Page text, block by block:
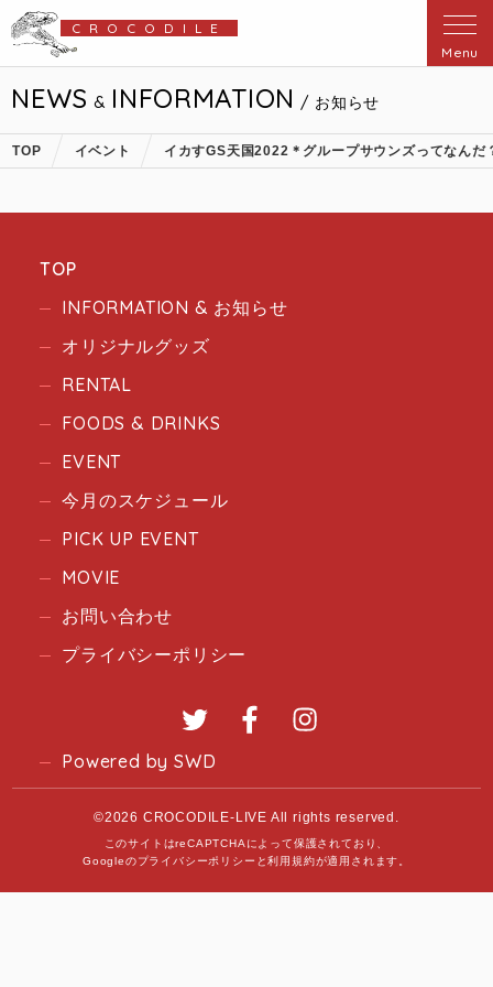
CROCODILE
Menu
NEWS & INFORMATION / お知らせ
TOP イベント イカすGS天国2022＊グループサウンズってなんだ
TOP
INFORMATION & お知らせ
オリジナルグッズ
RENTAL
FOODS & DRINKS
EVENT
今月のスケジュール
PICK UP EVENT
MOVIE
お問い合わせ
プライバシーポリシー
Twitter Facebook
Powered by SWD
©2026 CROCODILE-LIVE All rights reserved.
このサイトはreCAPTCHAによって保護されており、
Googleのプライバシーポリシー と利用規約が適用されます。